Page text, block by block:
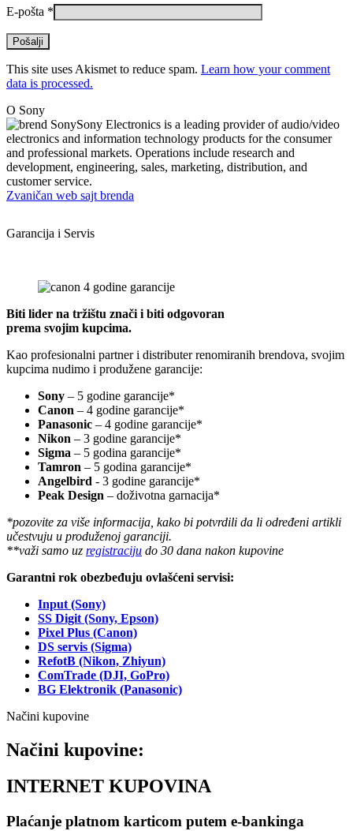
E-pošta *
This site uses Akismet to reduce spam. Learn how your comment
data is processed.
O Sony
Sony Electronics is a leading provider of audio/video
electronics and information technology products for the consumer
and professional markets. Operations include research and
development, engineering, sales, marketing, distribution, and
customer service.
Zvaničan web sajt brenda
Garancija i Servis
Biti lider na tržištu znači i biti odgovoran
prema svojim kupcima.
Kao profesionalni partner i distributer renomiranih brendova, svojim
kupcima nudimo i produžene garancije:
Sony – 5 godine garancije*
Canon – 4 godine garancije*
Panasonic – 4 godine garancije*
Nikon – 3 godine garancije*
Sigma – 5 godina garancije*
Tamron – 5 godina garancije*
Angelbird - 3 godine garancije*
Peak Design – doživotna garnacija*
*pozovite za više informacija, kako bi potvrdili da li određeni artikli
učestvuju u produženoj garanciji.
**važi samo uz registraciju do 30 dana nakon kupovine
Garantni rok obezbeđuju ovlašćeni servisi:
Input (Sony)
SS Digit (Sony, Epson)
Pixel Plus (Canon)
DS servis (Sigma)
RefotB (Nikon, Zhiyun)
ComTrade (DJI, GoPro)
BG Elektronik (Panasonic)
Načini kupovine
Načini kupovine:
INTERNET KUPOVINA
Plaćanje platnom karticom putem e-bankinga